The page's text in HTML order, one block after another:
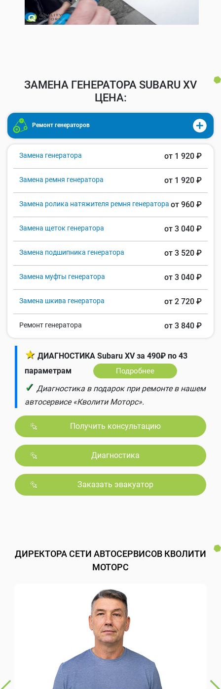
ЗАМЕНА ГЕНЕРАТОРА SUBARU XV
ЦЕНА:
Ремонт генераторов
Замена генератора от 1 920 ₽
Замена ремня генератора от 1 920 ₽
Замена ролика натяжителя ремня генератора от 960 ₽
Замена щеток генератора от 3 040 ₽
Замена подшипника генератора от 3 520 ₽
Замена муфты генератора от 3 040 ₽
Замена шкива генератора от 2 720 ₽
Ремонт генератора от 3 840 ₽
★ ДИАГНОСТИКА Subaru XV за 490₽ по 43
параметрам
Подробнее
✓ Диагностика в подарок при ремонте в нашем
автосервисе «Кволити Моторс».
Получить консультацию
Диагностика
Заказать эвакуатор
ДИРЕКТОРА СЕТИ АВТОСЕРВИСОВ КВОЛИТИ
МОТОРС